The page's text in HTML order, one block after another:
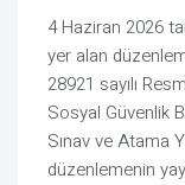
4 Haziran 2026
yer alan
28921 sayılı
Sosyal Güvenlik
Sınav ve Atama
düzenlemenin